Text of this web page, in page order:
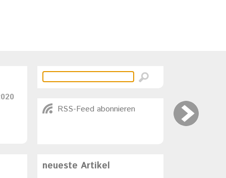
RSS-Feed abonnieren
neueste Artikel